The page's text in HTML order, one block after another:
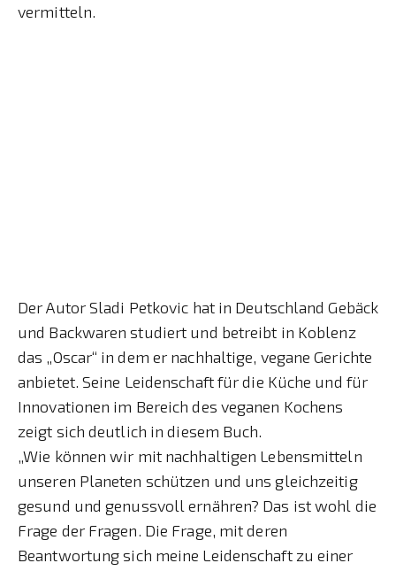
vermitteln.
Der Autor Sladi Petkovic hat in Deutschland Gebäck
und Backwaren studiert und betreibt in Koblenz
das „Oscar“ in dem er nachhaltige, vegane Gerichte
anbietet. Seine Leidenschaft für die Küche und für
Innovationen im Bereich des veganen Kochens
zeigt sich deutlich in diesem Buch.
„Wie können wir mit nachhaltigen Lebensmitteln
unseren Planeten schützen und uns gleichzeitig
gesund und genussvoll ernähren? Das ist wohl die
Frage der Fragen. Die Frage, mit deren
Beantwortung sich meine Leidenschaft zu einer